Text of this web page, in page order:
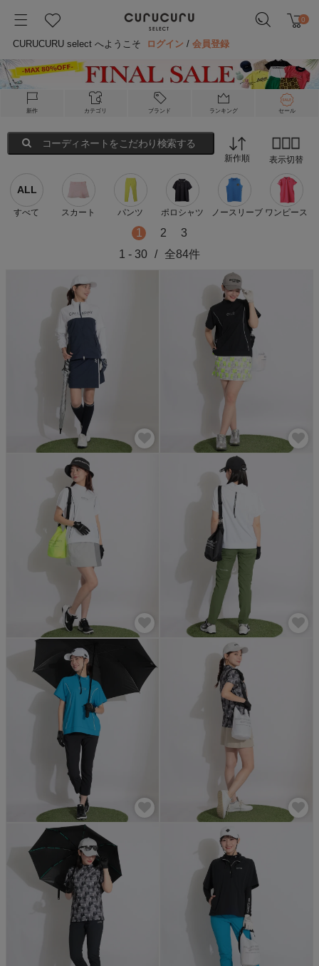
0
CURUCURU select へようこそ ログイン /会員登録
新作 カテゴリ ブランド ランキング セール
コーディネートをこだわり検索する
新作順 表示切替
ALL
すべて スカート パンツ ポロシャツ ノースリーブ ワンピース
1 2
3
1 - 30 / 全84件